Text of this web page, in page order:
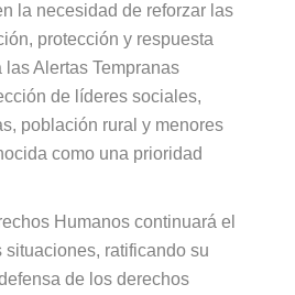
la necesidad de reforzar las
protección y respuesta
Alertas Tempranas
de líderes sociales,
población rural y menores
como una prioridad
Humanos continuará el
situaciones, ratificando su
de los derechos